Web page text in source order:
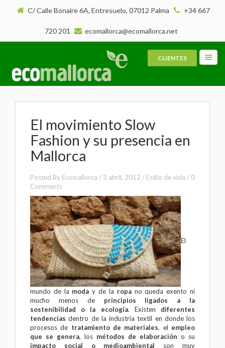
C/ Calle Bonaire 6A, Entresuelo, 07012 Palma +34 667
720 201 ecomallorca@ecomallorca.net
CLIENTES
El movimiento Slow
Fashion y su presencia en
Mallorca
Posted By Ecomallorca / 3 abril, 2012 / Estilo de vida / 0
Comments
El
mundo de la moda y de la ropano queda exento ni
mucho menos de principios ligados a la
sostenibilidad o la ecología. Existen diferentes
tendencias dentro de la industria textil en donde los
procesos de tratamiento de materiales, el empleo
que se genera, los métodos de elaboración o su
impacto social o medioambiental son muy